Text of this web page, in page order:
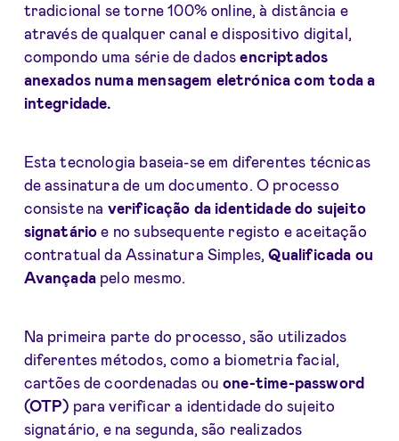
tradicional se torne 100% online, à distância e
através de qualquer canal e dispositivo digital,
compondo uma série de dadosencriptados
anexados numa mensagem eletrónica com toda a
integridade.
Esta tecnologia baseia-se em diferentes técnicas
de assinatura de um documento. O processo
consiste na verificação da identidade do sujeito
signatário e no subsequente registo e aceitação
contratual da Assinatura Simples, Qualificada ou
Avançada pelo mesmo.
Na primeira parte do processo, são utilizados
diferentes métodos, como a biometria facial,
cartões de coordenadas ouone-time-password
(OTP) para verificar a identidade do sujeito
signatário, e na segunda, são realizados